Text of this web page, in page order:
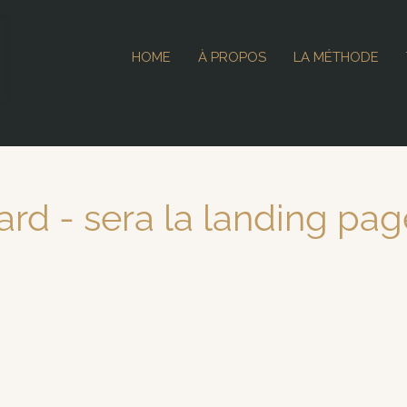
HOME À PROPOS LA MÉTHODE
- sera la landing